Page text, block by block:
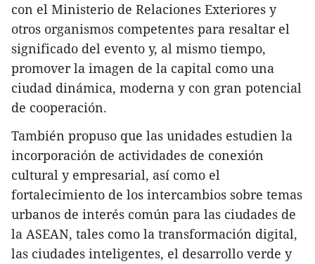
con el Ministerio de Relaciones Exteriores y
otros organismos competentes para resaltar el
significado del evento y, al mismo tiempo,
promover la imagen de la capital como una
ciudad dinámica, moderna y con gran potencial
de cooperación.
​También propuso que las unidades estudien la
incorporación de actividades de conexión
cultural y empresarial, así como el
fortalecimiento de los intercambios sobre temas
urbanos de interés común para las ciudades de
la ASEAN, tales como la transformación digital,
las ciudades inteligentes, el desarrollo verde y